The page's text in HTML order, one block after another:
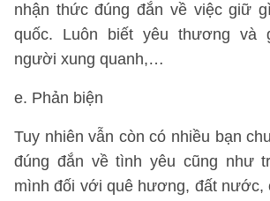
nhận thức đúng đắn về việc giữ
quốc. Luôn biết yêu thương và
người xung quanh,…
e. Phản biện
Tuy nhiên vẫn còn có nhiều bạn
đúng đắn về tình yêu cũng như
mình đối với quê hương, đất nước,